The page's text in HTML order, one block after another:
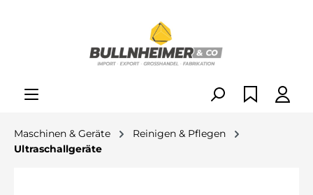
Maschinen & Geräte
Reinigen & Pflegen
Ultraschallgeräte